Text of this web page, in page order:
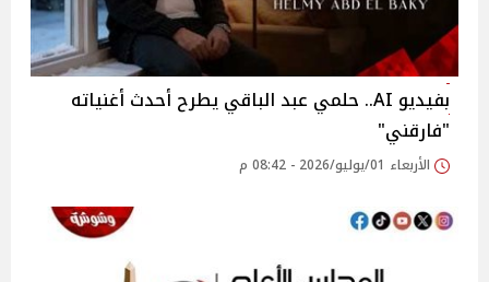
بفيديو AI.. حلمي عبد الباقي يطرح أحدث أغنياته
"فارقني"
الأربعاء 01/يوليو/2026 - 08:42 م